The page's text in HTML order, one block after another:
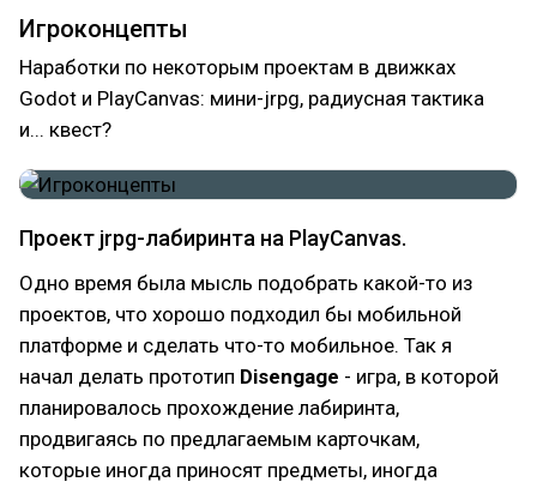
Игроконцепты
Наработки по некоторым проектам в движках
Godot и PlayCanvas: мини-jrpg, радиусная тактика
и... квест?
Проект jrpg-лабиринта на PlayCanvas.
Одно время была мысль подобрать какой-то из
проектов, что хорошо подходил бы мобильной
платформе и сделать что-то мобильное. Так я
начал делать прототип Disengage - игра, в которой
планировалось прохождение лабиринта,
продвигаясь по предлагаемым карточкам,
которые иногда приносят предметы, иногда